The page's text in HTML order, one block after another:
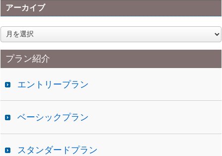
アーカイブ
ア
ー
カ
イプラン紹介
エントリープラン
ベーシックプラン
スタンダードプラン